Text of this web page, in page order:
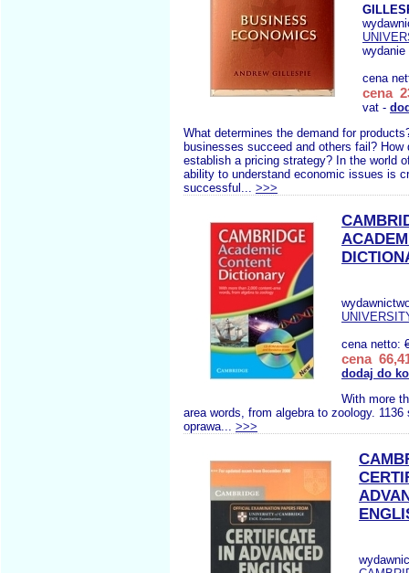
wydanie
cena
cena
vat -
What determines the demand for
businesses succeed and others fail? How
establish a pricing strategy? In the world
ability to understand economic issues is
successful... >>>
cena netto:
cena
dodaj do
With more
area words, from algebra to zoology.
oprawa... >>>